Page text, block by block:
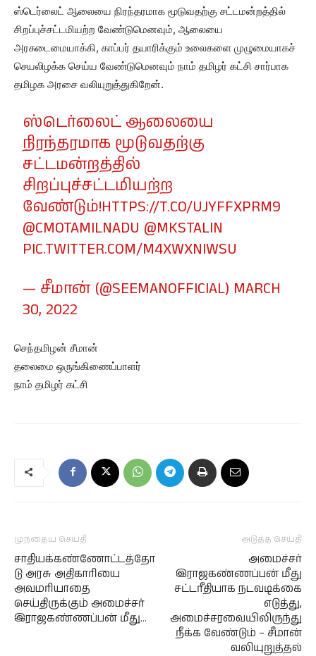
ஸ்டெர்லைட் ஆலையை நிரந்தரமாக மூடுவதற்கு சட்டமன்றத்தில்
சிறப்புச்சட்டமியற்ற வேண்டுமெனவும், ஆலையை
அரசுடைமையாக்கி, காப்பர் தயாரிக்கும் உலைகளை முழுமையாகச்
செயலிழக்க செய்ய வேண்டுமெனவும் நாம் தமிழர் கட்சி சார்பாக
தமிழக அரசை வலியுறுத்துகிறேன்.
ஸ்டெர்லைட் ஆலையை
நிரந்தரமாக மூடுவதற்கு
சட்டமன்றத்தில்
சிறப்புச்சட்டமியற்ற
வேண்டும்!HTTPS://T.CO/UJYFFXPRM9
@CMOTAMILNADU @MKSTALIN
PIC.TWITTER.COM/M4XWXNIWSU
— சீமான் (@SEEMANOFFICIAL) MARCH
30, 2022
செந்தமிழன் சீமான்
தலைமை ஒருங்கிணைப்பாளர்
நாம் தமிழர் கட்சி
முந்தைய செய்தி
சாதியக்கண்ணோட்டத்தோ
டு அரசு அதிகாரியை
அவமரியாதை
செய்திருக்கும் அமைச்சர்
இராஜகண்ணப்பன் மீது…
அடுத்த செய்தி
அமைச்சர்
இராஜகண்ணப்பன் மீது
சட்டரீதியாக நடவடிக்கை
எடுத்து,
அமைச்சரவையிலிருந்து
நீக்க வேண்டும் – சீமான்
வலியுறுத்தல்